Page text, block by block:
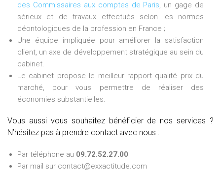
des Commissaires aux comptes de Paris, un gage de
sérieux et de travaux effectués selon les normes
déontologiques de la profession en France ;
Une équipe impliquée pour améliorer la satisfaction
client, un axe de développement stratégique au sein du
cabinet.
Le cabinet propose le meilleur rapport qualité prix du
marché, pour vous permettre de réaliser des
économies substantielles.
Vous aussi vous souhaitez bénéficier de nos services ?
N’hésitez pas à prendre contact avec nous :
Par téléphone au 09.72.52.27.00
Par mail sur contact@exxactitude.com